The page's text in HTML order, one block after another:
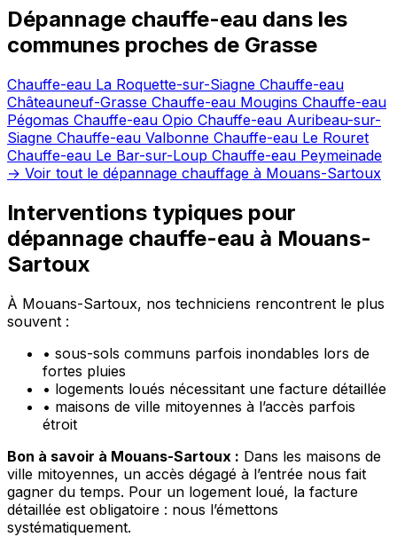
Dépannage chauffe-eau dans les
communes proches de Grasse
Chauffe-eau La Roquette-sur-Siagne Chauffe-eau
Châteauneuf-Grasse Chauffe-eau Mougins Chauffe-eau
Pégomas Chauffe-eau Opio Chauffe-eau Auribeau-sur-
Siagne Chauffe-eau Valbonne Chauffe-eau Le Rouret
Chauffe-eau Le Bar-sur-Loup Chauffe-eau Peymeinade
→ Voir tout le dépannage chauffage à Mouans-Sartoux
Interventions typiques pour
dépannage chauffe-eau à Mouans-
Sartoux
À Mouans-Sartoux, nos techniciens rencontrent le plus
souvent :
• sous-sols communs parfois inondables lors de
fortes pluies
• logements loués nécessitant une facture détaillée
• maisons de ville mitoyennes à l’accès parfois
étroit
Bon à savoir à Mouans-Sartoux : Dans les maisons de
ville mitoyennes, un accès dégagé à l’entrée nous fait
gagner du temps. Pour un logement loué, la facture
détaillée est obligatoire : nous l’émettons
systématiquement.